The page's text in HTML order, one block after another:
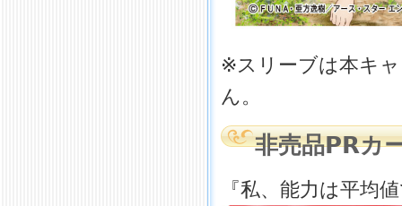
※スリーブは本キ
ん。
非売品PRカ
『私、能力は平均